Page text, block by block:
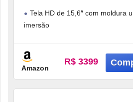
Grey
Tela HD de 15,6″ com moldura
imersão
Webcam HD,
Amazon
R$ 3399